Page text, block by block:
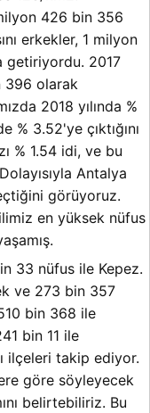
426 bin 356
erkekler, 1 milyon
getiriyordu. 2017
396 olarak
2018 yılında %
% 3.52'ye çıktığını
% 1.54 idi, ve bu
Antalya
görüyoruz.
en yüksek nüfus
33 nüfus ile Kepez.
ve 273 bin 357
bin 368 ile
bin 11 ile
ilçeleri takip ediyor.
göre söyleyecek
belirtebiliriz. Bu